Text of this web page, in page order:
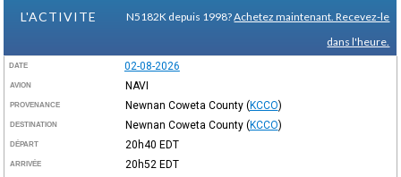
L'ACTIVITE
N5182K depuis 1998?Achetez maintenant. Recevez-le
dans l'heure.
DATE 02-08-2026
AVION NAVI
PROVENANCE Newnan Coweta County (KCCO)
DESTINATION Newnan Coweta County (KCCO)
DÉPART 20h40 EDT
ARRIVÉE 20h52 EDT